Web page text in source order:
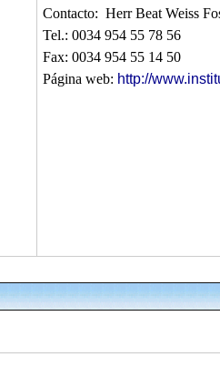
Contacto: Herr Beat Weiss
Tel.: 0034 954 55 78 56
Fax: 0034 954 55 14 50
Página web: http://